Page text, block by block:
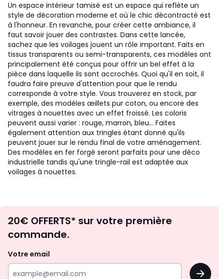
Un espace intérieur tamisé est un espace qui reflète un
style de décoration moderne et où le chic décontracté est
à l'honneur. En revanche, pour créer cette ambiance, il
faut savoir jouer des contrastes. Dans cette lancée,
sachez que les voilages jouent un rôle important. Faits en
tissus transparents ou semi-transparents, ces modèles ont
principalement été conçus pour offrir un bel effet à la
pièce dans laquelle ils sont accrochés. Quoi qu'il en soit, il
faudra faire preuve d'attention pour que le rendu
corresponde à votre style. Vous trouverez en stock, par
exemple, des modèles œillets pur coton, ou encore des
vitrages à nouettes avec un effet froissé. Les coloris
peuvent aussi varier : rouge, marron, bleu... Faites
également attention aux tringles étant donné qu'ils
peuvent jouer sur le rendu final de votre aménagement.
Des modèles en fer forgé seront parfaits pour une déco
industrielle tandis qu'une tringle-rail est adaptée aux
voilages à nouettes.
d'inspirations
surprises?
20€ OFFERTS* sur votre première
commande.
Votre email
OK